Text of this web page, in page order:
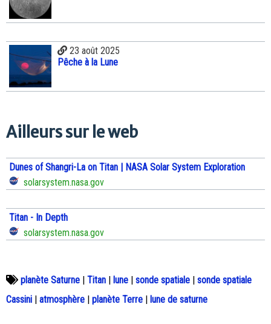
23 août 2025
Pêche à la Lune
Ailleurs sur le web
Dunes of Shangri-La on Titan | NASA Solar System Exploration
solarsystem.nasa.gov
Titan - In Depth
solarsystem.nasa.gov
planète Saturne | Titan | lune | sonde spatiale | sonde spatiale
Cassini | atmosphère | planète Terre | lune de saturne